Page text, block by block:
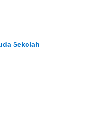
Sekolah